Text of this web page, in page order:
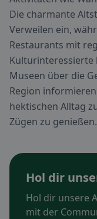
Die charmante
Verweilen ein,
Restaurants mit
Kulturinteressierte
Museen über die
Region
hektischen Alltag
Zügen zu genießen.
Hol dir
Hol dir unsere
mit der